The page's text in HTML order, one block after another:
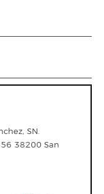
SN.
38200 San